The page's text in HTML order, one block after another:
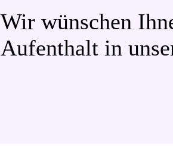
Wir wünschen
Aufenthalt in